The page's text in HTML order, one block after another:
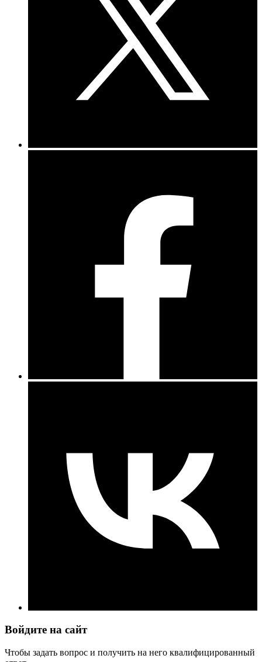
Войдите на сайт
Чтобы задать вопрос и получить на него квалифицированный